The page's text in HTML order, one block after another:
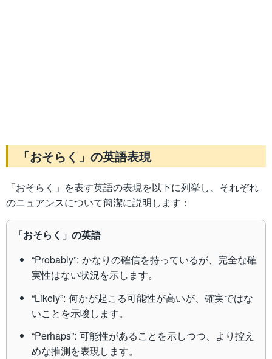
「おそらく」の英語表現
「おそらく」を表す英語の表現を以下に列挙し、それぞれ
のニュアンスについて簡潔に説明します：
「おそらく」の英語
“Probably”: かなりの確信を持っているが、完全な確
実性はない状況を示します。
“Likely”: 何かが起こる可能性が高いが、確実ではな
いことを示唆します。
“Perhaps”: 可能性があることを示しつつ、より控え
めな推測を表現します。